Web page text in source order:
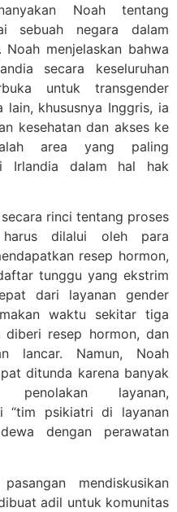
Noah tentang
sebuah negara dalam
menjelaskan bahwa
secara keseluruhan
untuk transgender
lain, khususnya Inggris, ia
kesehatan dan akses ke
area yang paling
Irlandia dalam hal hak
rinci tentang proses
dilalui oleh para
resep hormon,
tunggu yang ekstrim
dari layanan gender
waktu sekitar tiga
resep hormon, dan
lancar. Namun, Noah
ditunda karena banyak
layanan,
“tim psikiatri di layanan
dengan perawatan
mendiskusikan
adil untuk komunitas